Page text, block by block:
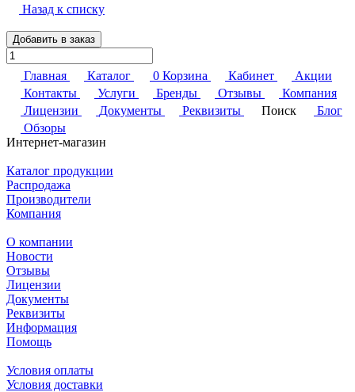
Назад к списку
Добавить в заказ
Главная Каталог 0 Корзина Кабинет
Акции
Контакты
Услуги Бренды Отзывы
Компания
Лицензии
Документы Реквизиты Поиск
Блог
Обзоры
Интернет-магазин
Каталог продукции
Распродажа
Производители
Компания
О компании
Новости
Отзывы
Лицензии
Документы
Реквизиты
Информация
Помощь
Условия оплаты
Условия доставки